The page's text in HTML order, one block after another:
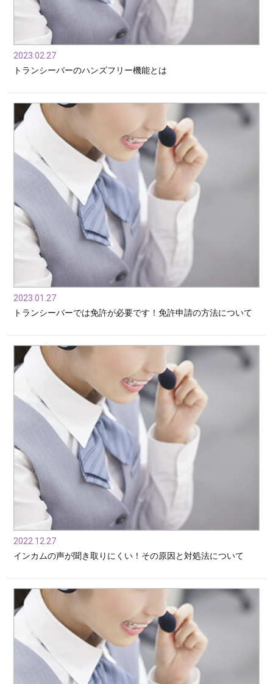
2023.02.27
トランシーバーのハンズフリー機能とは
2023.01.27
トランシーバーでは免許が必要です！免許申請の方法について
2022.12.27
インカムの声が聞き取りにくい！その原因と対処法について